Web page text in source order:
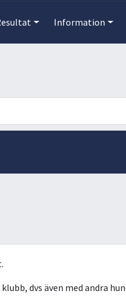
Information
dvs även med andra